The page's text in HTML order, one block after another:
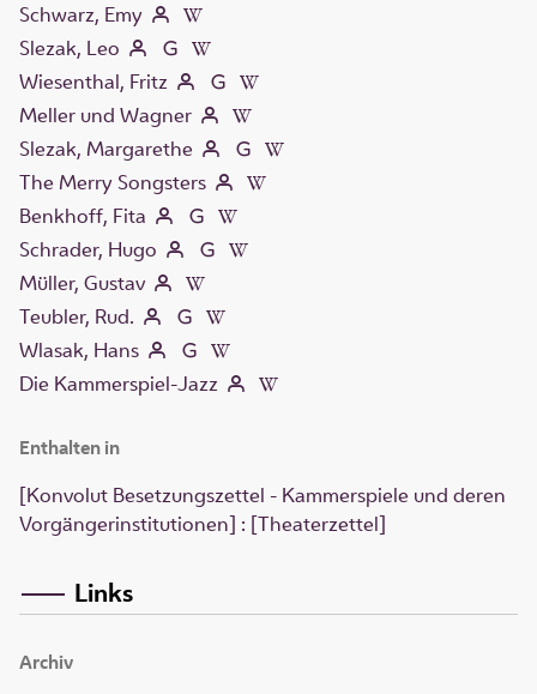
Enthalten in
[Konvolut Besetzungszettel - Kammerspiele und deren
Vorgängerinstitutionen] : [Theaterzettel]
Schwarz, Emy
Slezak, Leo
Wiesenthal, Fritz
Meller und Wagner
Slezak, Margarethe
The Merry Songsters
Benkhoff, Fita
Schrader, Hugo
Müller, Gustav
Teubler, Rud.
Wlasak, Hans
Die Kammerspiel-Jazz
Links
Archiv